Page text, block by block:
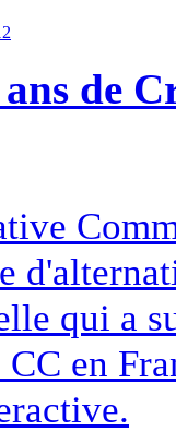
de
qui a
CC en